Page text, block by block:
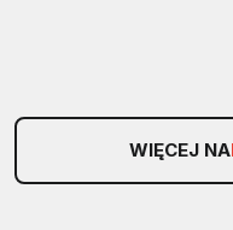
WIĘCEJ NA